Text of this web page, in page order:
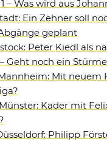
– Was wird aus
Ein Zehner soll
geplant
Peter Kiedl als
Geht noch ein
Mit neuem
Kader mit
Philipp